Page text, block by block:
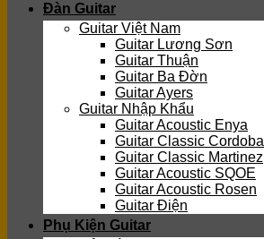
Đàn Guitar
Guitar Việt Nam
Guitar Lương Sơn
Guitar Thuận
Guitar Ba Đờn
Guitar Ayers
Guitar Nhập Khẩu
Guitar Acoustic Enya
Guitar Classic Cordoba
Guitar Classic Martinez
Guitar Acoustic SQOE
Guitar Acoustic Rosen
Guitar Điện
Phụ Kiện Guitar